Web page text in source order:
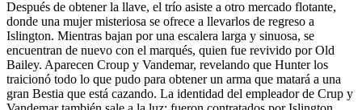
Después de obtener la llave, el trío asiste a otro mercado flotante,
donde una mujer misteriosa se ofrece a llevarlos de regreso a
Islington. Mientras bajan por una escalera larga y sinuosa, se
encuentran de nuevo con el marqués, quien fue revivido por Old
Bailey. Aparecen Croup y Vandemar, revelando que Hunter los
traicionó todo lo que pudo para obtener un arma que matará a una
gran Bestia que está cazando. La identidad del empleador de Crup y